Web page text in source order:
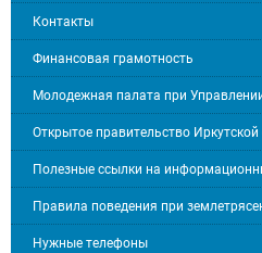
Контакты
Финансовая грамотность
Молодежная палата при
Открытое правительство Иркутской
Полезные ссылки на
Правила поведения при
Нужные телефоны